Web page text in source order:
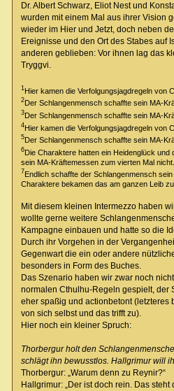
Dr. Albert Schwarz, Eliot Nest und
wurden mit einem Mal aus ihrer Vision
wieder im Hier und Jetzt, doch neben
Ereignisse und den Ort des Stabes auf
anderen geblieben: Vor ihnen lag das
Tryggvi.
1Hier kamen die Verfolgungsjagdregeln von
2Der Schlangenmensch schaffte sein MA-
3Der Schlangenmensch schaffte sein MA-
4Hier kamen die Verfolgungsjagdregeln von
5Der Schlangenmensch schaffte sein MA-
6Die Charaktere hatten ein Heidenglück und
sein MA-Kräftemessen zum vierten Mal nicht.
7Endlich schaffte der Schlangenmensch
Charaktere bekamen das am ganzen Leib
Mit diesem kleinen Intermezzo haben
wollte gerne weitere
Kampagne einbauen und hatte so die
Durch ihr Vorgehen in der
Gegenwart die ein oder andere
besonders in Form des Buches.
Das Szenario haben wir zwar noch
normalen Cthulhu-Regeln gespielt, der
eher spaßig und actionbetont (letzteres
von sich selbst und das trifft zu).
Hier noch ein kleiner Spruch:
Thorbergur holt den
schlägt ihn bewusstlos. Hallgrimur will
Thorbergur: „Warum denn zu Reynir?“
Hallgrimur: „Der ist doch rein. Das steht